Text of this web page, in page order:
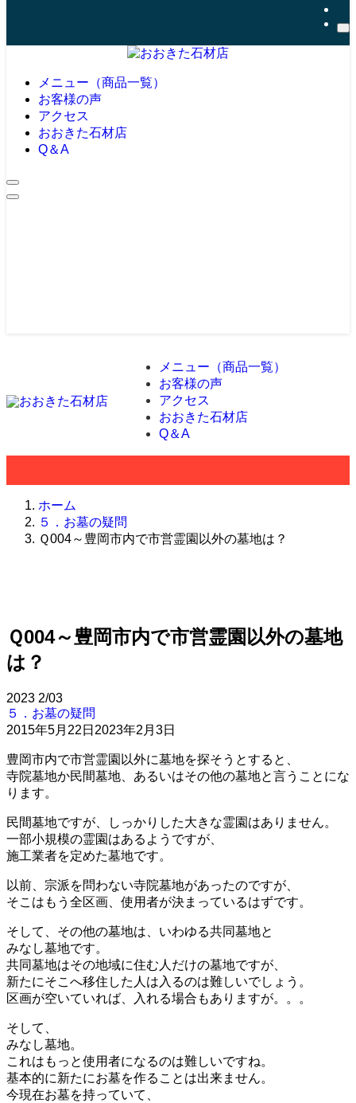
メニュー（商品一覧）
お客様の声
アクセス
おおきた石材店
Q＆A
メニュー（商品一覧）
お客様の声
アクセス
おおきた石材店
Q＆A
ホーム
５．お墓の疑問
Ｑ004～豊岡市内で市営霊園以外の墓地は？
Ｑ004～豊岡市内で市営霊園以外の墓地
は？
2023 2/03
５．お墓の疑問
2015年5月22日 2023年2月3日
豊岡市内で市営霊園以外に墓地を探そうとすると、
寺院墓地か民間墓地、あるいはその他の墓地と言うことにな
ります。
民間墓地ですが、しっかりした大きな霊園はありません。
一部小規模の霊園はあるようですが、
施工業者を定めた墓地です。
以前、宗派を問わない寺院墓地があったのですが、
そこはもう全区画、使用者が決まっているはずです。
そして、その他の墓地は、いわゆる共同墓地と
みなし墓地です。
共同墓地はその地域に住む人だけの墓地ですが、
新たにそこへ移住した人は入るのは難しいでしょう。
区画が空いていれば、入れる場合もありますが。。。
そして、
みなし墓地。
これはもっと使用者になるのは難しいですね。
基本的に新たにお墓を作ることは出来ません。
今現在お墓を持っていて、